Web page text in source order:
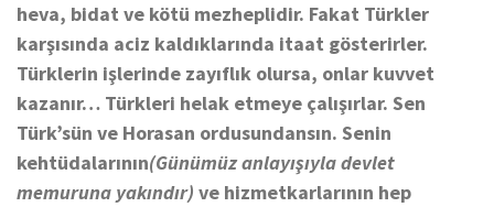
heva, bidat ve kötü mezheplidir. Fakat Türkler
karşısında aciz kaldıklarında itaat gösterirler.
Türklerin işlerinde zayıflık olursa, onlar kuvvet
kazanır… Türkleri helak etmeye çalışırlar. Sen
Türk’sün ve Horasan ordusundansın. Senin
kehtüdalarının(Günümüz anlayışıyla devlet
memuruna yakındır) ve hizmetkarlarının hep